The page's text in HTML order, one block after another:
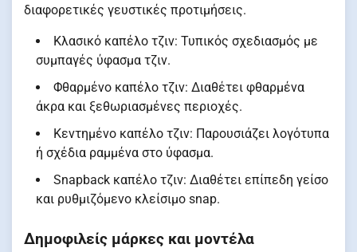
διαφορετικές γευστικές προτιμήσεις.
Κλασικό καπέλο τζιν: Τυπικός σχεδιασμός με
συμπαγές ύφασμα τζιν.
Φθαρμένο καπέλο τζιν: Διαθέτει φθαρμένα
άκρα και ξεθωριασμένες περιοχές.
Κεντημένο καπέλο τζιν: Παρουσιάζει λογότυπα
ή σχέδια ραμμένα στο ύφασμα.
Snapback καπέλο τζιν: Διαθέτει επίπεδη γείσο
και ρυθμιζόμενο κλείσιμο snap.
Δημοφιλείς μάρκες και μοντέλα